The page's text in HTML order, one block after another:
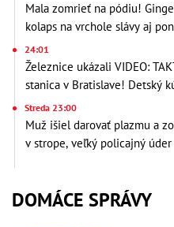
Mala zomrieť na pódiu!
kolaps na vrchole slávy aj
24:01
Železnice ukázali VIDEO:
stanica v Bratislave! Detský
Streda 23:00
Muž išiel darovať plazmu a
v strope, veľký policajný úder
DOMÁCE SPRÁVY